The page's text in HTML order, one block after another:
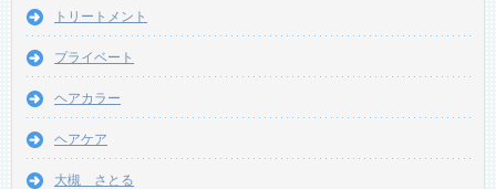
トリートメント
プライベート
ヘアカラー
ヘアケア
大槻 さとる